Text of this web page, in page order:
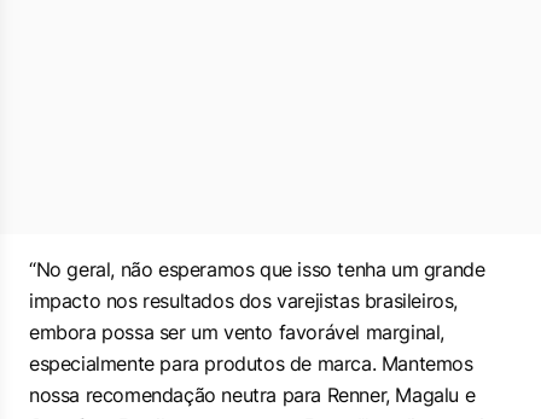
“No geral, não esperamos que isso tenha um grande
impacto nos resultados dos varejistas brasileiros,
embora possa ser um vento favorável marginal,
especialmente para produtos de marca. Mantemos
nossa recomendação neutra para Renner, Magalu e